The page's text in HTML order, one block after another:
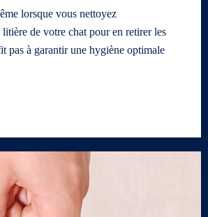
lorsque vous nettoyez
de votre chat pour en retirer les
pas à garantir une hygiène optimale